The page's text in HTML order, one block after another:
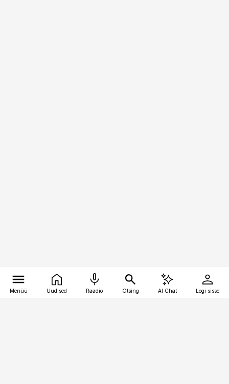
Menüü Uudised Raadio Otsing AI Chat Logi sisse